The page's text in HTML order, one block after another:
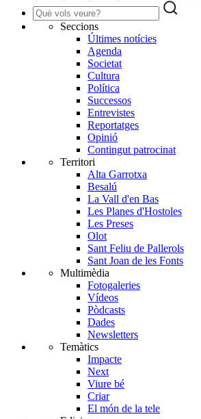
Seccions
Últimes notícies
Agenda
Societat
Cultura
Política
Successos
Entrevistes
Reportatges
Opinió
Contingut patrocinat
Territori
Alta Garrotxa
Besalú
La Vall d'en Bas
Les Planes d'Hostoles
Les Preses
Olot
Sant Feliu de Pallerols
Sant Joan de les Fonts
Multimèdia
Fotogaleries
Vídeos
Pòdcasts
Dades
Newsletters
Temàtics
Impacte
Next
Viure bé
Criar
El món de la tele